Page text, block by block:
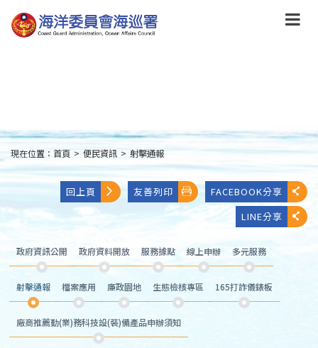
到
主
:::
現在位置： 首頁 > 便民資訊 > 射擊通報
回上頁 友善列印
FACEBOOK分享
LINE分享
政府資訊公開 政府資料開放 服務據點 線上申辦 多元服務
射擊通報 檔案應用 廉政園地 生態檢核專區 165打詐儀錶板
廠商推薦勤(業)務科技設(裝)備產品申辦須知